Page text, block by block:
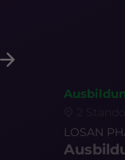
LOSAN